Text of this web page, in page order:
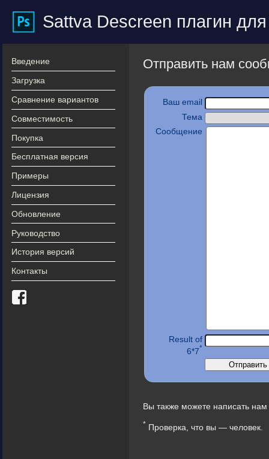
Sattva Descreen плагин
Введение
Загрузка
Сравнение вариантов
Совместимость
Покупка
Бесплатная версия
Примеры
Лицензия
Обновление
Руководство
История версий
Контакты
Отправить нам
Ваш email
Тема
Сообщение
Result of
6*7*
Вы также можете написать
* Проверка, что вы — человек.